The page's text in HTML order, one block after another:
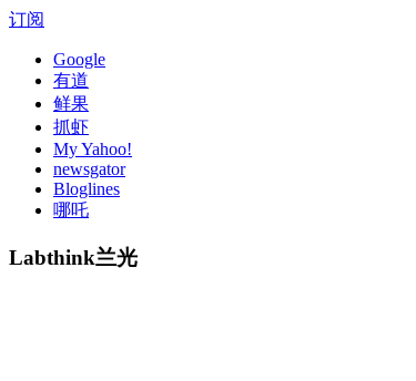
订阅
Google
有道
鲜果
抓虾
My Yahoo!
newsgator
Bloglines
哪吒
Labthink兰光